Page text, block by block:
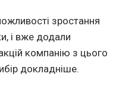
зростання
і вже додали
компанію з цього
докладніше.